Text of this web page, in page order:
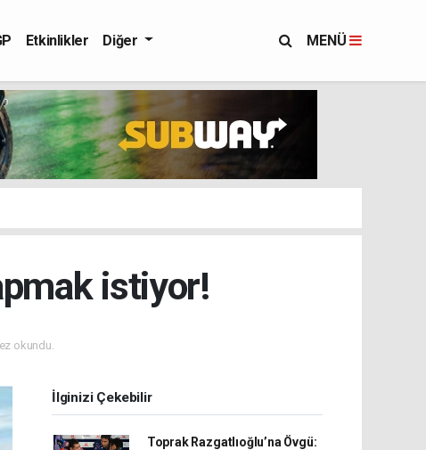
Etkinlikler Diğer MENÜ
istiyor!
okundu.
İlginizi Çekebilir
Toprak Razgatlıoğlu’na Övgü: